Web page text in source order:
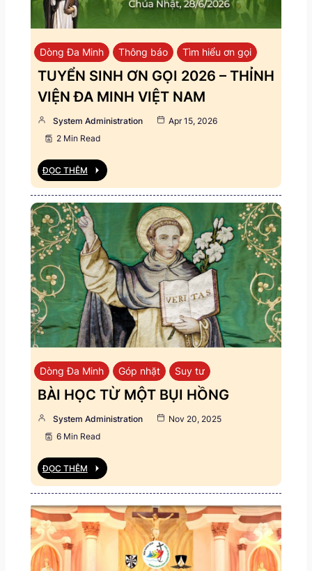
Dòng Đa Minh Thông báo Tìm hiểu ơn gọi
TUYỂN SINH ƠN GỌI 2026 – THỈNH
VIỆN ĐA MINH VIỆT NAM
System Administration
Apr 15, 2026
2 Min Read
ĐỌC THÊM
Dòng Đa Minh Góp nhặt Suy tư
BÀI HỌC TỪ MỘT BỤI HỒNG
System Administration
Nov 20, 2025
6 Min Read
ĐỌC THÊM